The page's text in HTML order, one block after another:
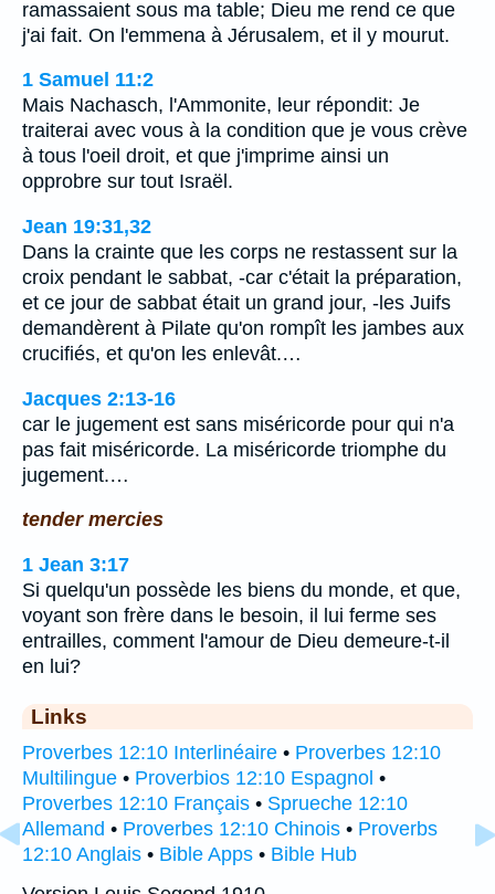
ramassaient sous ma table; Dieu me rend ce que
j'ai fait. On l'emmena à Jérusalem, et il y mourut.
1 Samuel 11:2
Mais Nachasch, l'Ammonite, leur répondit: Je
traiterai avec vous à la condition que je vous crève
à tous l'oeil droit, et que j'imprime ainsi un
opprobre sur tout Israël.
Jean 19:31,32
Dans la crainte que les corps ne restassent sur la
croix pendant le sabbat, -car c'était la préparation,
et ce jour de sabbat était un grand jour, -les Juifs
demandèrent à Pilate qu'on rompît les jambes aux
crucifiés, et qu'on les enlevât.…
Jacques 2:13-16
car le jugement est sans miséricorde pour qui n'a
pas fait miséricorde. La miséricorde triomphe du
jugement.…
tender mercies
1 Jean 3:17
Si quelqu'un possède les biens du monde, et que,
voyant son frère dans le besoin, il lui ferme ses
entrailles, comment l'amour de Dieu demeure-t-il
en lui?
Links
Proverbes 12:10 Interlinéaire • Proverbes 12:10
Multilingue • Proverbios 12:10 Espagnol •
Proverbes 12:10 Français • Sprueche 12:10
Allemand • Proverbes 12:10 Chinois • Proverbs
12:10 Anglais • Bible Apps • Bible Hub